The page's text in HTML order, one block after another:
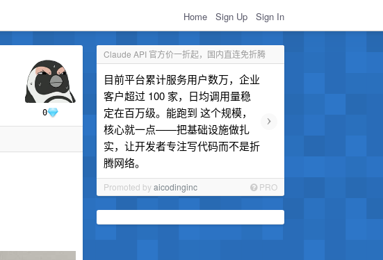
Home Sign Up Sign In
Claude API 官方价一折起，国内直连免折腾
目前平台累计服务用户数万，企业
客户超过 100 家，日均调用量稳
定在百万级。能跑到 这个规模，
核心就一点——把基础设施做扎
实，让开发者专注写代码而不是折
腾网络。
›
Promoted byaicodinginc PRO
0